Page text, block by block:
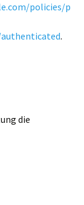
policies/p
.
die